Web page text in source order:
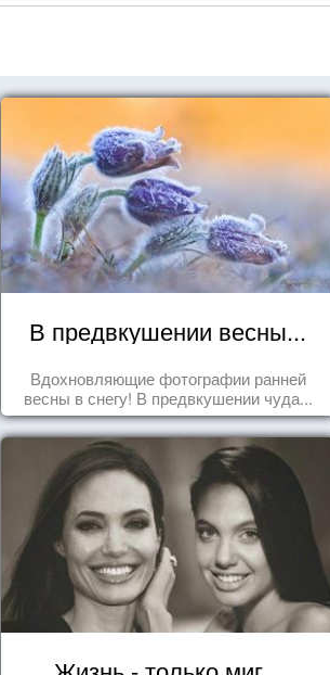
В предвкушении весны...
Вдохновляющие фотографии ранней
весны в снегу! В предвкушении чуда...